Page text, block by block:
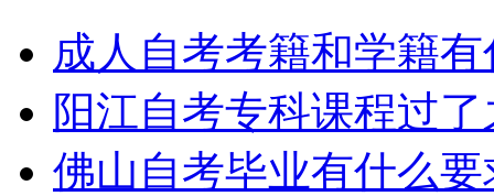
成人自考考籍和学籍
阳江自考专科课程过
佛山自考毕业有什么要